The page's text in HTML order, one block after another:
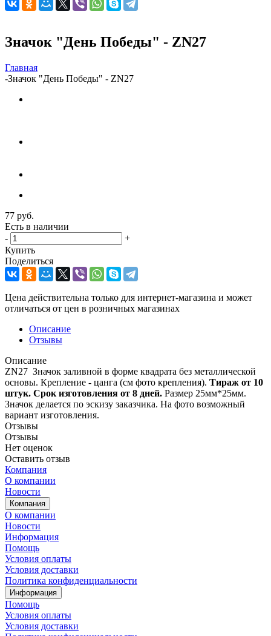
Значок "День Победы" - ZN27
Главная
-Значок "День Победы" - ZN27
77 руб.
Есть в наличии
-
+
Купить
Поделиться
Цена действительна только для интернет-магазина и может
отличаться от цен в розничных магазинах
Описание
Отзывы
Описание
ZN27 Значок заливной в форме квадрата без металлической
основы. Крепление - цанга (см фото крепления). Тираж от 10
штук. Срок изготовления от 8 дней. Размер 25мм*25мм.
Значок делается по эскизу заказчика. На фото возможный
вариант изготовления.
Отзывы
Отзывы
Нет оценок
Оставить отзыв
Компания
О компании
Новости
Компания
О компании
Новости
Информация
Помощь
Условия оплаты
Условия доставки
Политика конфиденциальности
Информация
Помощь
Условия оплаты
Условия доставки